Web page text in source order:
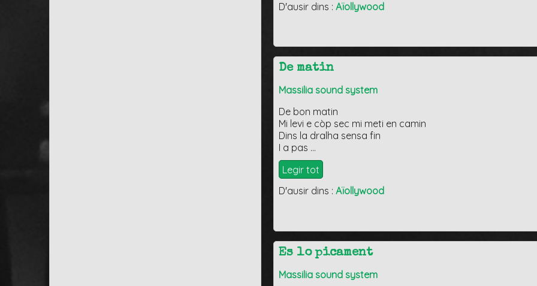
D'ausir dins :Aïollywood
De matin
Massilia sound system
De bon matin
Mi levi e còp sec mi meti en camin
Dins la dralha sensa fin
I a pas …
Legir tot
D'ausir dins :Aïollywood
Es lo picament
Massilia sound system